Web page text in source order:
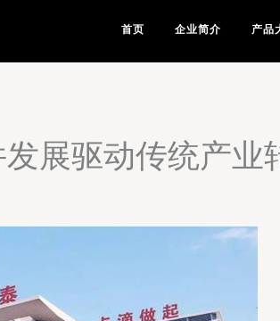
首页 企业简介 产品
展驱动传统产业